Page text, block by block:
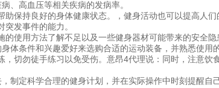
、高血压等相关疾病的发病率。
保持良好的身体健康状态。，健身活动也可以提高人
发事件的能力。
使用方法了解不足以及一些健身器材可能带来的安全
条件和兴趣爱好来选购合适的运动装备，并熟悉使用
切勿徒手练习以免受伤。意昂4代理说：同时，注意饮
制定科学合理的健身计划，并在实际操作中时刻提醒自